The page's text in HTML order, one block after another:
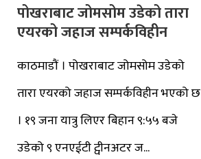
पोखराबाट जोमसोम उडेको तारा
एयरको जहाज सम्पर्कविहीन
काठमाडौं । पोखराबाट जोमसोम उडेको
तारा एयरको जहाज सम्पर्कविहीन भएको छ
। १९ जना यात्रु लिएर बिहान ९:५५ बजे
उडेको ९ एनएईटी ट्वीनअटर ज...